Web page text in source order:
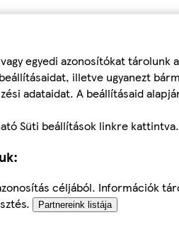
egyedi azonosítókat tárolunk
illetve ugyanezt
adataidat. A beállításaid
Süti beállítások linkre kattintva.
céljából. Információk
Partnereink listája